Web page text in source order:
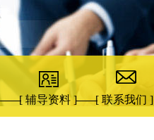
[ 辅导资料 ] [ 联系我们 ]